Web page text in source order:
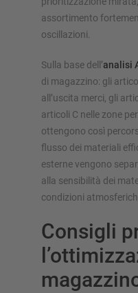
assortimento
oscillazioni.
Sulla base dell’analisi
di magazzino: gli
all’uscita merci, gli
articoli C nelle zone
ottengono così
flusso dei materiali
esterne vengono
alla sensibilità dei
condizioni
Consigli